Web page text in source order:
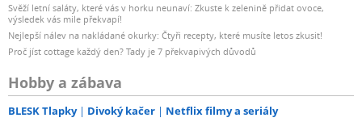
Svěží letní saláty, které vás v horku neunaví: Zkuste k zelenině přidat ovoce,
výsledek vás mile překvapí!
Nejlepší nálev na nakládané okurky: Čtyři recepty, které musíte letos zkusit!
Proč jíst cottage každý den? Tady je 7 překvapivých důvodů
Hobby a zábava
BLESK Tlapky Divoký kačer Netflix filmy a seriály